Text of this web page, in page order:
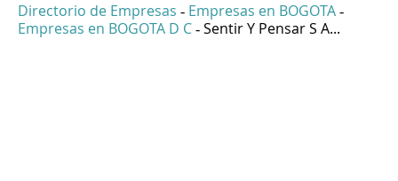
Directorio de Empresas - Empresas en BOGOTA -
Empresas en BOGOTA D C - Sentir Y Pensar S A...